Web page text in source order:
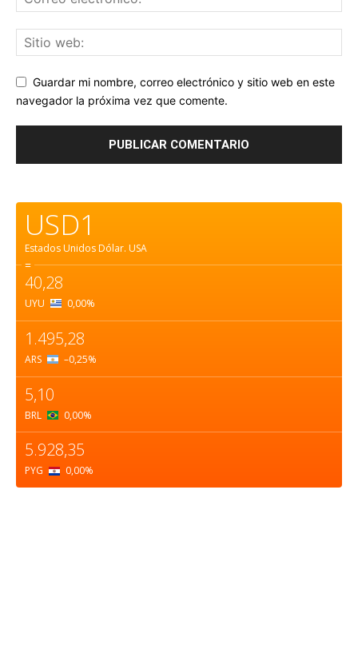
Guardar mi nombre, correo electrónico y sitio web en este
navegador la próxima vez que comente.
USD1
Estados Unidos Dólar. USA
=
40,28
UYU 0,00%
1.495,28
ARS –0,25%
5,10
BRL 0,00%
5.928,35
PYG 0,00%